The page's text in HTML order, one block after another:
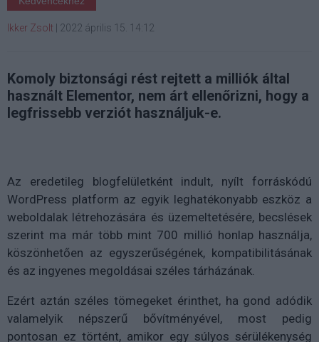
Ikker Zsolt 2022 április 15. 14:12
Komoly biztonsági rést rejtett a milliók által
használt Elementor, nem árt ellenőrizni, hogy a
legfrissebb verziót használjuk-e.
Az eredetileg blogfelületként indult, nyílt forráskódú
WordPress platform az egyik leghatékonyabb eszköz a
weboldalak létrehozására és üzemeltetésére, becslések
szerint ma már több mint 700 millió honlap használja,
köszönhetően az egyszerűségének, kompatibilitásának
és az ingyenes megoldásai széles tárházának.
Ezért aztán széles tömegeket érinthet, ha gond adódik
valamelyik népszerű bővítményével, most pedig
pontosan ez történt, amikor egy súlyos sérülékenység